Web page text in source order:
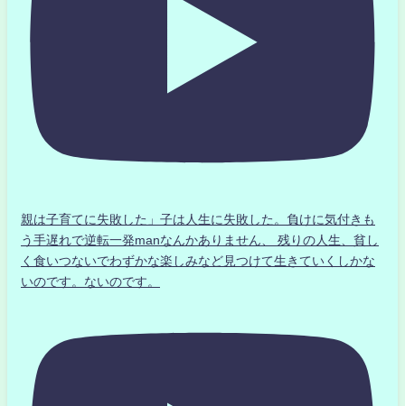
親は子育てに失敗した」子は人生に失敗した。負けに気付きも
う手遅れで逆転一発manなんかありません、 残りの人生、貧し
く食いつないでわずかな楽しみなど見つけて生きていくしかな
いのです。ないのです。